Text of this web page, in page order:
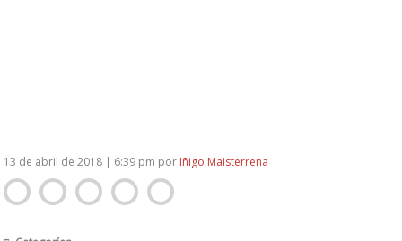
13 de abril de 2018 | 6:39 pm por Iñigo Maisterrena